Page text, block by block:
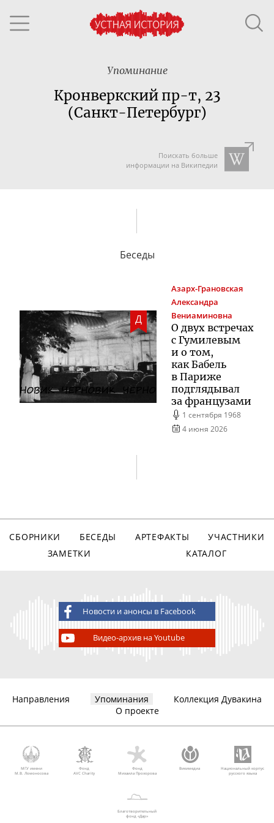
Упоминание
Кронверкский пр-т, 23
(Санкт-Петербург)
Поискать больше
информации на Википедии
Беседы
Д
Азарх-Грановская
Александра
Вениаминовна
О двух встречах
с Гумилевым
и о том,
как Бабель
в Париже
подглядывал
за французами
1 сентября 1968
4 июня 2026
СБОРНИКИ БЕСЕДЫ АРТЕФАКТЫ
УЧАСТНИКИ
ЗАМЕТКИ
КАТАЛОГ
Новости и анонсы в Facebook
Видео-архив на Youtube
Направления Упоминания
Коллекция Дувакина
О проекте
МГУ имени
М.В. Ломоносова
Фонд
AVC Charity
Фонд
Михаила Прохорова
Викимедиа
Национальный корпус
русского языка
Благотворительный
фонд «Дар»